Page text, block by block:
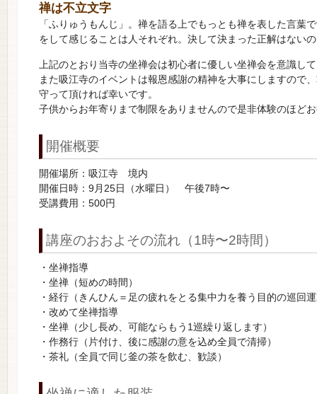
禅は不立文字
「ふりゅうもんじ」。禅を語る上でもっとも禅を表した言
をして感じることは人それぞれ。決して決まった正解はない
上記のとおり当寺の坐禅会は初心者に優しい坐禅会を意識し
また吸江寺のイベントは報恩感謝の精神を大事にしますので
守って頂ければ幸いです。
子供からお年寄りまで制限をありませんので是非体験のほど
開催概要
開催場所：吸江寺 境内
開催日時：9月25日（水曜日） 午後7時〜
受講費用：500円
講座のおおよその流れ（1時〜2時間）
・坐禅指導
・坐禅（短めの時間）
・経行（きんひん＝足の疲れをとる集中力を養う目的の巡回
・改めて坐禅指導
・坐禅（少し長め、可能ならもう1巡繰り返します）
・作務行（片付け、後に感謝の意を込め全員で清掃）
・茶礼（全員で同じ釜の茶を飲む、歓談）